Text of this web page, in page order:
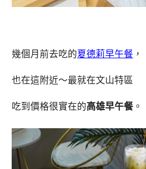
幾個月前去吃的夏德莉早午餐 ，
也在這附近～最就在文山特區
吃到價格很實在的高雄早午餐 。